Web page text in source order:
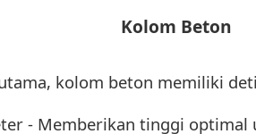
Kolom Beton
kolom beton memiliki
- Memberikan tinggi optimal